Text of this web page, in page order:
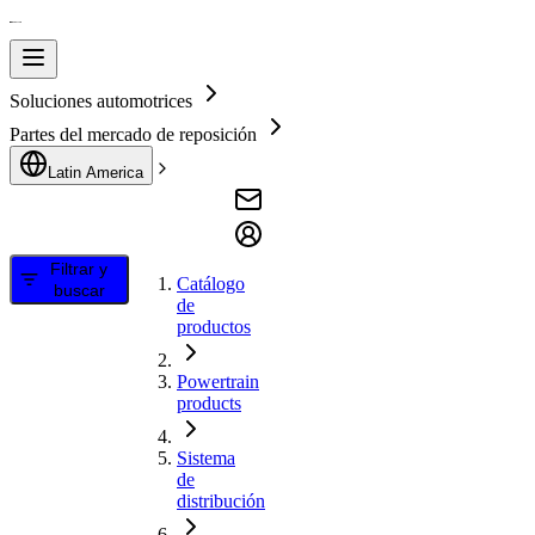
Soluciones automotrices
Partes del mercado de reposición
Latin America
Filtrar y
buscar
Catálogo
de
productos
Powertrain
products
Sistema
de
distribución